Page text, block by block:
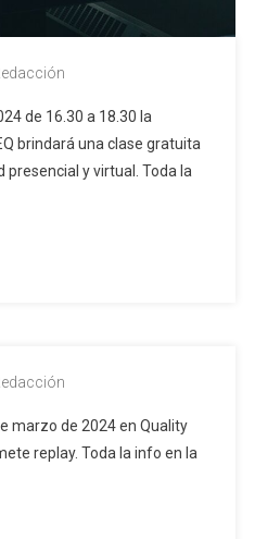
de 16.30 a 18.30 la
brindará una clase gratuita
y virtual. Toda la
marzo de 2024 en Quality
replay. Toda la info en la